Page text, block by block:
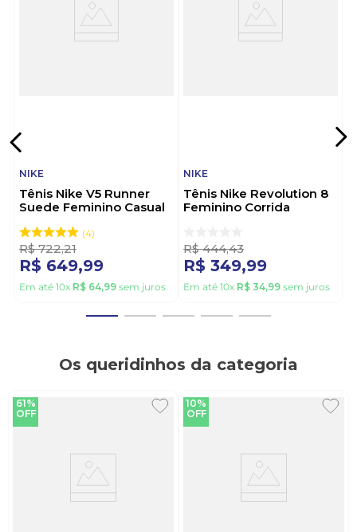
NIKE
Tênis Nike V5 Runner
Suede Feminino Casual
4
R$ 722,21
R$ 649,99
Em até 10x R$ 64,99 sem juros
NIKE
Tênis Nike Revolution 8
Feminino Corrida
R$ 444,43
R$ 349,99
Em até 10x R$ 34,99 sem juros
Os queridinhos da categoria
61%
OFF
10%
OFF